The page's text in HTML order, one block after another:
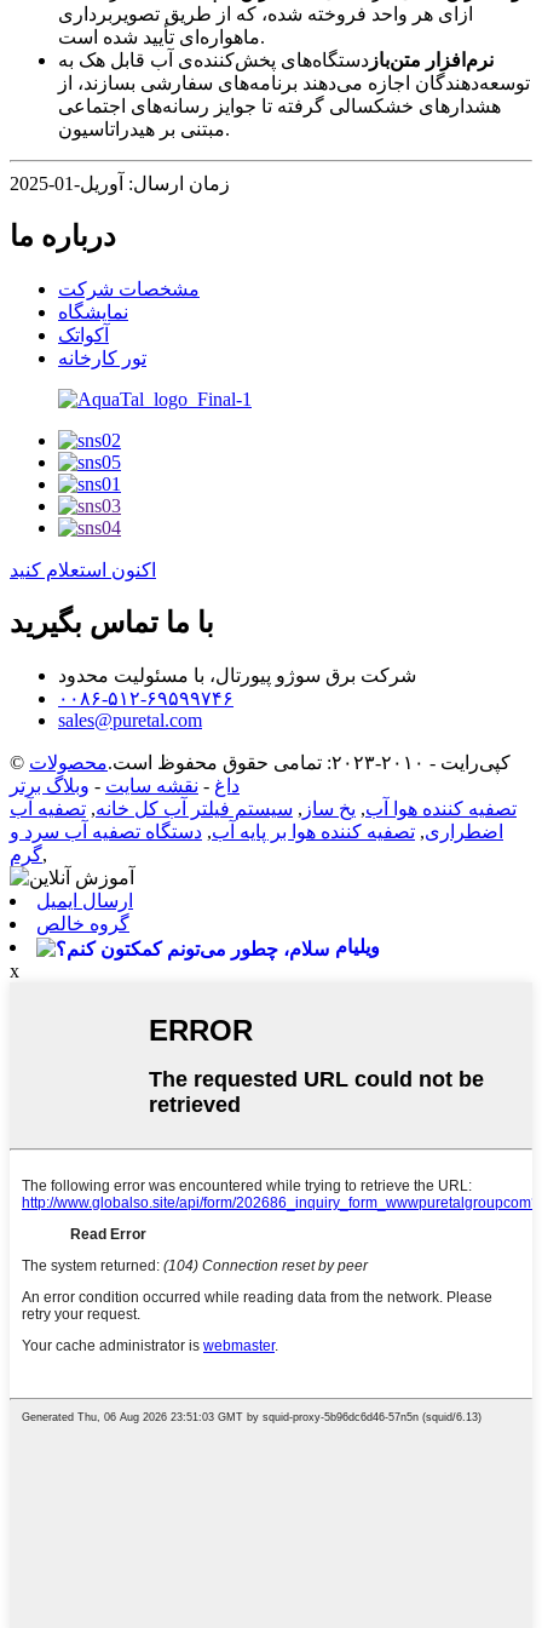
ازای هر واحد فروخته شده، که از طریق تصویربرداری
ماهواره‌ای تأیید شده است.
نرم‌افزار متن‌باز دستگاه‌های پخش‌کننده‌ی آب قابل هک به
توسعه‌دهندگان اجازه می‌دهند برنامه‌های سفارشی بسازند، از
هشدارهای خشکسالی گرفته تا جوایز رسانه‌های اجتماعی
مبتنی بر هیدراتاسیون.
زمان ارسال: آوریل-01-2025
درباره ما
مشخصات شرکت
نمایشگاه
آکواتک
تور کارخانه
اکنون استعلام کنید
با ما تماس بگیرید
شرکت برق سوژو پیورتال، با مسئولیت محدود
۰۰۸۶-۵۱۲-۶۹۵۹۹۷۴۶
sales@puretal.com
© کپی‌رایت - ۲۰۱۰-۲۰۲۳: تمامی حقوق محفوظ است.
محصولات
داغ - نقشه سایت - وبلاگ برتر
تصفیه کننده هوا آب, یخ ساز , سیستم فیلتر آب کل خانه, تصفیه آب
اضطراری, تصفیه کننده هوا بر پایه آب, دستگاه تصفیه آب سرد و
گرم,
ارسال ایمیل
گروه خالص
ویلیام
x